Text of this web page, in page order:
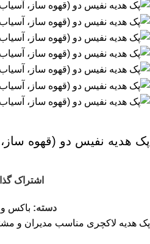
پک هدیه نفیس دو (قهوه ساز،
اشتراک
دسته: باکس و
پک هدیه لاکچری مناسب مدیران و